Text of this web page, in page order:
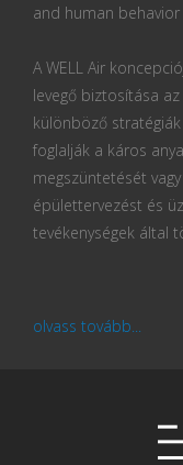
and human behavior
A WELL Air
levegő biztosítása
különböző
foglalják a káros
megszüntetését
épülettervezést és
tevékenységek által
olvass tovább...